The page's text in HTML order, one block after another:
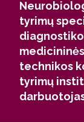
tyrimų
technikos
tyrimų